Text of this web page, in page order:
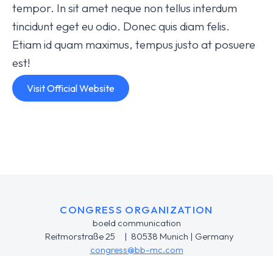
tempor. In sit amet neque non tellus interdum
tincidunt eget eu odio. Donec quis diam felis.
Etiam id quam maximus, tempus justo at posuere
est!
Visit Official Website
Lorem Ipsum VPN: Dolor
Nulla & Amet Glavrida Morbi
Tips & Tricks/ 2025-01-02
Best
Tips &
CONGRESS ORGANIZATION
boeld communication
Reitmorstraße 25 | 80538 Munich | Germany
congress@bb-mc.com